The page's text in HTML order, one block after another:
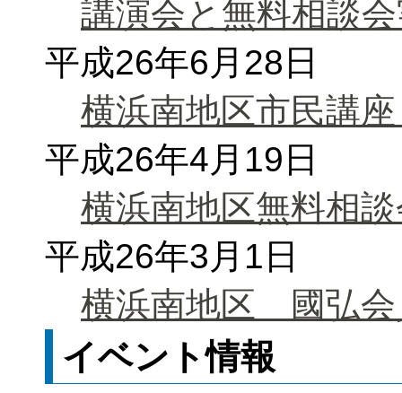
講演会と無料相談
平成26年6月28日
横浜南地区市民講
平成26年4月19日
横浜南地区無料相
平成26年3月1日
横浜南地区 國弘会
イベント情報